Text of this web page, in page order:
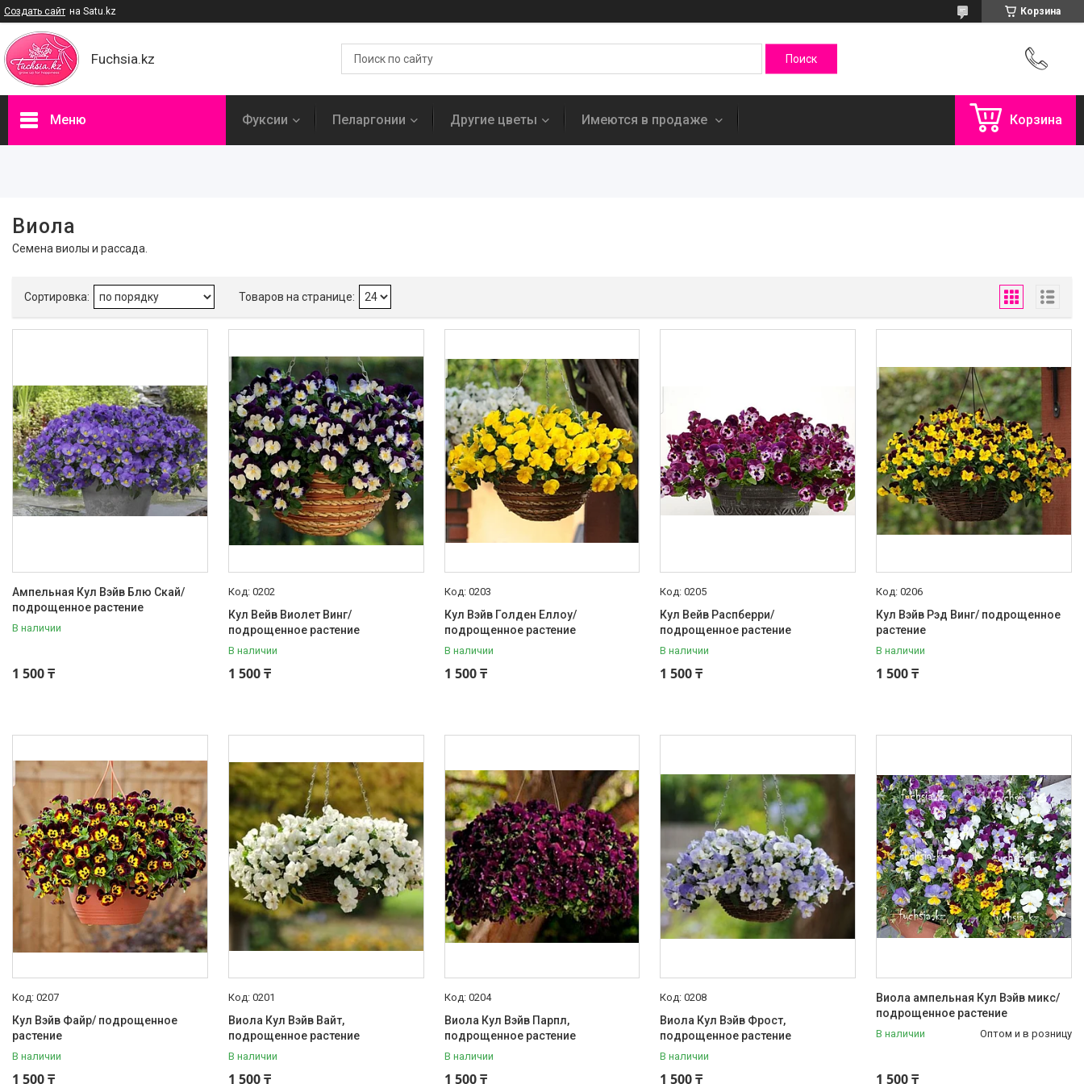
Создать сайт на Satu.kz Корзина
Fuchsia.kz
Меню Фуксии Пеларгонии Другие цветы Имеются в продаже Корзина
Виола
Семена виолы и рассада.
Ампельная Кул Вэйв Блю Скай/
подрощенное растение
В наличии
1 500 ₸
0202
Кул Вейв Виолет Винг/
подрощенное растение
В наличии
1 500 ₸
0203
Кул Вэйв Голден Еллоу/
подрощенное растение
В наличии
1 500 ₸
0205
Кул Вейв Распберри/
подрощенное растение
В наличии
1 500 ₸
0206
Кул Вэйв Рэд Винг/ подрощенное
растение
В наличии
1 500 ₸
0207
Кул Вэйв Файр/ подрощенное
растение
В наличии
1 500 ₸
0201
Виола Кул Вэйв Вайт,
подрощенное растение
В наличии
1 500 ₸
0204
Виола Кул Вэйв Парпл,
подрощенное растение
В наличии
1 500 ₸
0208
Виола Кул Вэйв Фрост,
подрощенное растение
В наличии
1 500 ₸
Виола ампельная Кул Вэйв микс/
подрощенное растение
В наличии Оптом и в розницу
1 500 ₸